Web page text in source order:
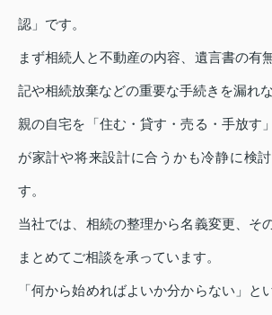
認」です。
まず相続人と不動産の内容、遺言書の有
記や相続放棄などの重要な手続きを漏れ
親の自宅を「住む・貸す・売る・手放す
が家計や将来設計に合うかも冷静に検
す。
当社では、相続の整理から名義変更、そ
まとめてご相談を承っています。
「何から始めればよいか分からない」と